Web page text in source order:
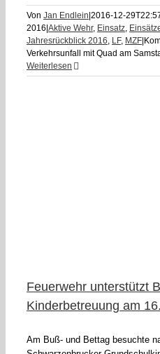
Von Jan Endlein 2016-12-
2016 Aktive Wehr, Einsatz,
Jahresrückblick 2016, LF, MZF
Verkehrsunfall mit Quad am
Weiterlesen
Feuerwehr unterstützt
Kinderbetreuung am
Am Buß- und Bettag besuchte